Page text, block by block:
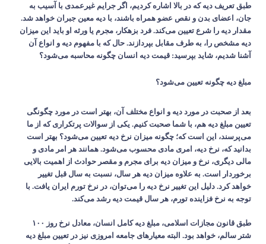
طبق تعریف دیه که در بالا اشاره کردیم، اگر جرایم غیرعمدی با آسیب به
جان، اعضای بدن و نقص عضو همراه باشند، با دیه معین جبران خواهد شد.
مقدار دیه را شرع تعیین می‌کند. فرد بزهکار، مجرم یا ورثه او باید این میزان
دیه مشخص را، به طرف مقابل بپردازند. حال که با مفهوم دیه و انواع آن
آشنا شدیم، شاید بپرسید: قیمت دیه انسان چگونه محاسبه می‌شود؟
مبلغ دیه چگونه تعیین می‌شود؟
بعد از صحبت در مورد دیه و انواع مختلف آن، بهتر است در مورد چگونگی
تعیین مبلغ دیه هم، با شما صحبت کنیم. یکی از سوالات پرتکراری که از ما
می‌پرسند، این است که؛ چگونه میزان نرخ دیه تعیین می‌شود؟ بهتر است
بدانید که، نرخ دیه، امری مادی محسوب می‌شود. همانند هر امر مادی و
مالی دیگری، نرخ و میزان دیه برای مجرم و مقصر حوادث از اهمیت بالایی
برخوردار است. به علاوه میزان دیه هر سال، نسبت به سال قبل تغییر
خواهد کرد. دلیل این تغییر نرخ دیه را می‌توان، در نرخ تورم ایران یافت. با
توجه به نرخ فزاینده تورم، هر سال قیمت دیه رشد می‌کند.
طبق قانون مجازات اسلامی، مبلغ دیه کامل انسان، معادل نرخ روز ۱۰۰
شتر سالم، خواهد بود. البته معیارهای جامعه امروزی نیز در تعیین مبلغ دیه